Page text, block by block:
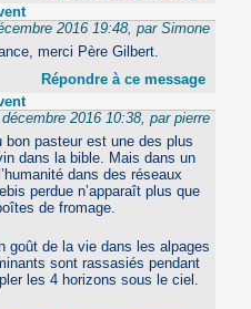
2016 19:48, par Simone
merci Père Gilbert.
Répondre à ce message
2016 10:38, par pierre
bon pasteur est une des plus
dans la bible. Mais dans un
dans des réseaux
perdue n’apparaît plus que
de fromage.
goût de la vie dans les alpages
sont rassasiés pendant
les 4 horizons sous le ciel.